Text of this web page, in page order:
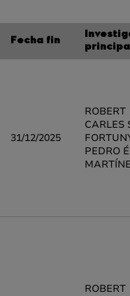
Fecha fin
31/12/2025
ROBERT
CARLES
PEDRO
ROBERT